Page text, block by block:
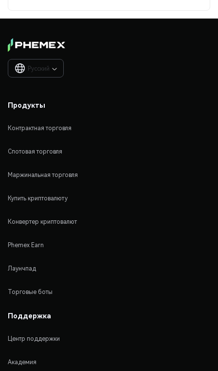
Русский 
Продукты
Контрактная торговля
Спотовая торговля
Маржинальная торговля
Купить криптовалюту
Конвертер криптовалют
Phemex Earn
Лаунчпад
Торговые боты
Поддержка
Центр поддержки
Академия